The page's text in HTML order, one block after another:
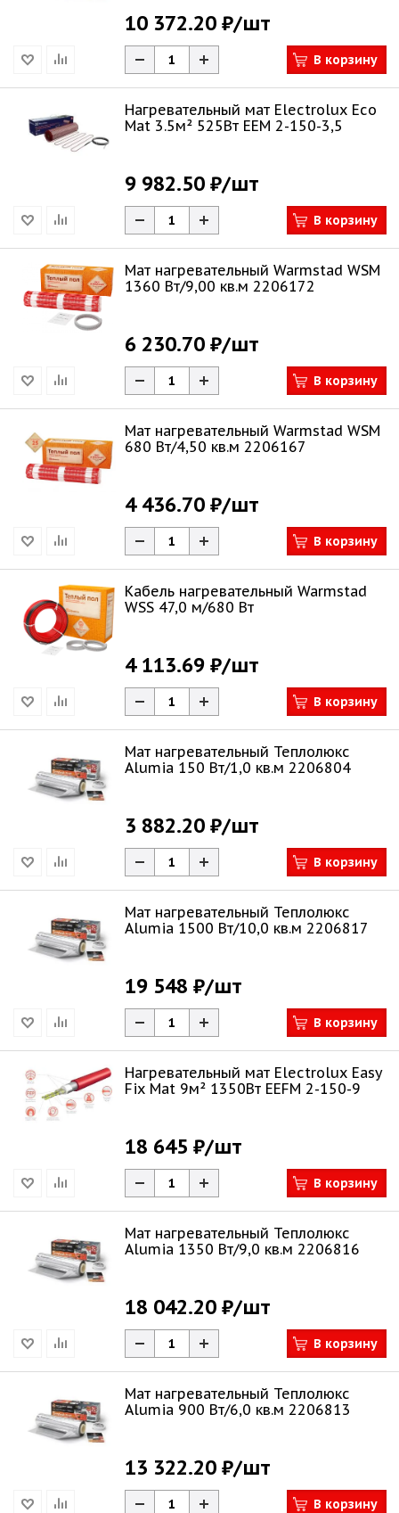
10 372.20 ₽/шт
В корзину
Нагревательный мат Electrolux Eco
Mat 3.5м² 525Вт EEM 2-150-3,5
9 982.50 ₽/шт
В корзину
Мат нагревательный Warmstad WSM
1360 Вт/9,00 кв.м 2206172
6 230.70 ₽/шт
В корзину
Мат нагревательный Warmstad WSM
680 Вт/4,50 кв.м 2206167
4 436.70 ₽/шт
В корзину
Кабель нагревательный Warmstad
WSS 47,0 м/680 Вт
4 113.69 ₽/шт
В корзину
Мат нагревательный Теплолюкс
Alumia 150 Вт/1,0 кв.м 2206804
3 882.20 ₽/шт
В корзину
Мат нагревательный Теплолюкс
Alumia 1500 Вт/10,0 кв.м 2206817
19 548 ₽/шт
В корзину
Нагревательный мат Electrolux Easy
Fix Mat 9м² 1350Вт EEFM 2-150-9
18 645 ₽/шт
В корзину
Мат нагревательный Теплолюкс
Alumia 1350 Вт/9,0 кв.м 2206816
18 042.20 ₽/шт
В корзину
Мат нагревательный Теплолюкс
Alumia 900 Вт/6,0 кв.м 2206813
13 322.20 ₽/шт
В корзину